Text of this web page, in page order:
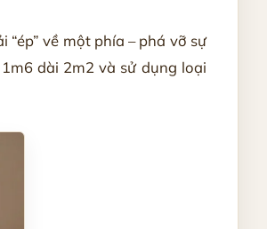
về một phía – phá vỡ sự
dài 2m2 và sử dụng loại